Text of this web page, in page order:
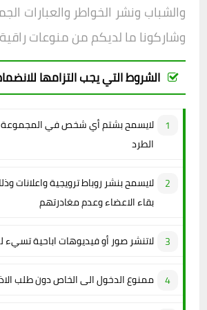
والشباب ونشر الخواطر والعبارات
وشاركونا ما لديكم من منوعات راقية
الشروط التي يجب التزامها
لايسمح بشتم أي شخص في
الطرد
لايسمح بنشر روباط ترويجية واعلانات
بقاء الاعضاء وعدم مغادرتهم
لاتنشر صور أو فيديوهات اباحية تسيء
ممنوع الدخول الى الخاص دون طلب